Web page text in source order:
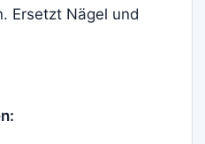
Ersetzt Nägel und